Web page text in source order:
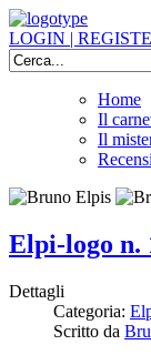
LOGIN |
Home
Il
Il
Elpi-logo n.
Dettagli
Categoria:
Scritto da